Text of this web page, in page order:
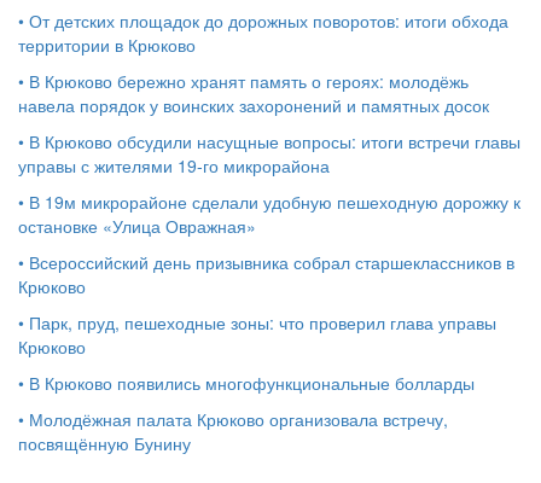
• От детских площадок до дорожных поворотов: итоги обхода
территории в Крюково
• В Крюково бережно хранят память о героях: молодёжь
навела порядок у воинских захоронений и памятных досок
• В Крюково обсудили насущные вопросы: итоги встречи главы
управы с жителями 19‑го микрорайона
• В 19м микрорайоне сделали удобную пешеходную дорожку к
остановке «Улица Овражная»
• Всероссийский день призывника собрал старшеклассников в
Крюково
• Парк, пруд, пешеходные зоны: что проверил глава управы
Крюково
• В Крюково появились многофункциональные болларды
• Молодёжная палата Крюково организовала встречу,
посвящённую Бунину